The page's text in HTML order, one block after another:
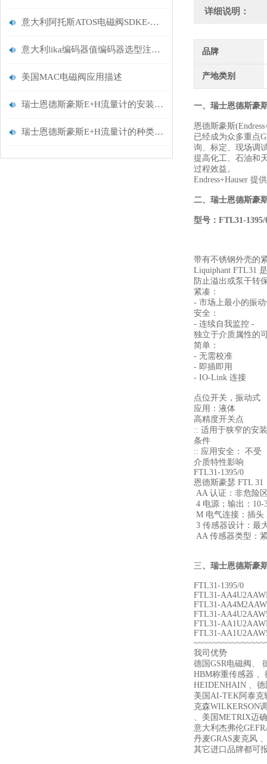
意大利阿托斯ATOS电磁阀SDKE-1713 DC 10S发货
意大利lika编码器值编码器选型注意事项
美国MAC电磁阀应用描述
瑞士恩德斯豪斯E+H流量计的安装与使用要点分享
瑞士恩德斯豪斯E+H流量计的种类及原理介绍
详细说明：
品牌
产地类别
一、 瑞士恩德斯豪
恩德斯豪斯
已经成为众多重点
询、标定、现场调
提高化工、石油和
过程效益。
Endress+Hauser
二、 瑞士恩德斯豪
型号 ：FTL31-1395/
带有不锈钢外壳的
Liquiphant FTL31
防止溢出或泵干转
紧凑：
- 市场上最小的振
安全：
- 连续自我监控 -
独立于介质属性的
简单：
- 无需校准
- 即插即用
- IO-Link 连接
点位开关，振动式
应用：液体
高精度开关点
:: 适用于狭窄的安装
条件
:: 应用安全： 不受
介质特性影响
FTL31-1395/0
恩德斯豪瑟 FTL 31
AA 认证：非危险
4 电源；输出：10-
M 电气连接：插头
3 传感器设计：最
AA 传感器类型：
三、 瑞士恩德斯豪
FTL31-1395/0
FTL31-
FTL31-
FTL31-
FTL31-
FTL31-
我司优势
德国GSR电磁阀、
HBM称重传感器
HEIDENHAIN 、德
美国AI-TEK阿泰克
克森WILKERSON
、美国METRIX迈确
意大利杰弗伦
丹麦GRAS麦克风
其它进口品牌都可